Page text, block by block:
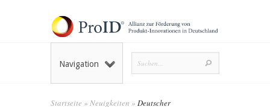
Navigation
Startseite » Neuigkeiten » Deutscher